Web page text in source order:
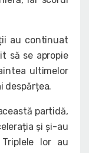
au continuat
să se apropie
ultimelor
despărțea.
partidă,
și și-au
lor au